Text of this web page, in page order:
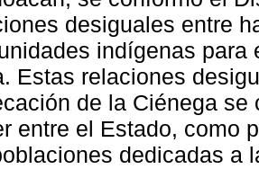
desiguales entre
indígenas para
Estas relaciones
de la Ciénega
entre el Estado, como
dedicadas a